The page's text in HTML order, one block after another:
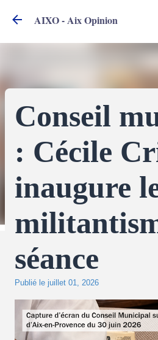
AIXO - Aix Opinion
Conseil
: Cécile
inaugure
séance
Publié le juillet 01, 2026